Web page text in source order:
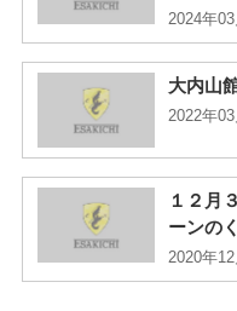
2024年03
大内山
2022年03
１２月
ーンの
2020年12